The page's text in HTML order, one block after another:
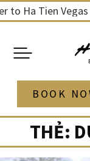
Skip
content
Tien Vegas
BOOK
THẺ: